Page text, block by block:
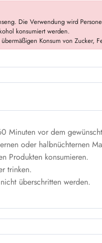
Die Verwendung wird
konsumiert werden.
Konsum von Zucker,
Minuten vor dem
oder halbnüchternen
Produkten konsumieren.
trinken.
überschritten werden.